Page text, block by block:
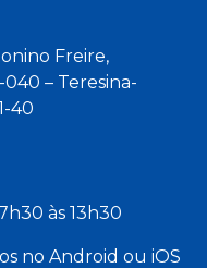
Freire,
040 – Teresina-
40
às 13h30
no Android ou iOS